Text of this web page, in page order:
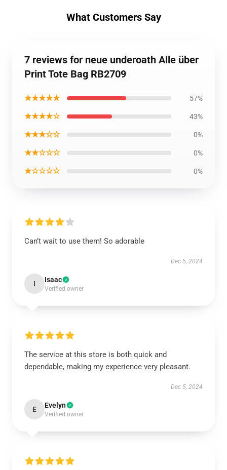
What Customers Say
7 reviews for neue underoath Alle über
Print Tote Bag RB2709
★★★★★ 57%
★★★★☆ 43%
★★★☆☆ 0%
★★☆☆☆ 0%
★☆☆☆☆ 0%
Can’t wait to use them! So adorable
Dec 5, 2024
I Isaac
Verified owner
The service at this store is both quick and
dependable, making my experience very pleasant.
Dec 5, 2024
E Evelyn
Verified owner